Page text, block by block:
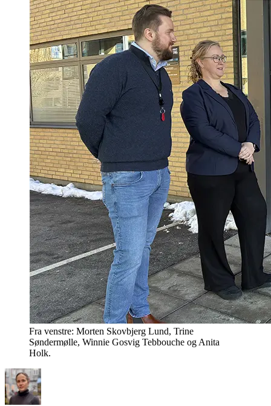
Fra venstre: Morten Skovbjerg Lund, Trine
Søndermølle, Winnie Gosvig Tebbouche og Anita
Holk.